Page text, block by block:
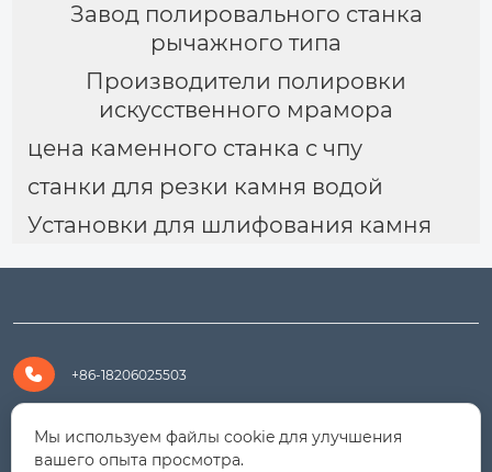
Завод полировального станка
рычажного типа
Производители полировки
искусственного мрамора
цена каменного станка с чпу
станки для резки камня водой
Установки для шлифования камня
 +86-18206025503
 +8618206025503
Мы используем файлы cookie для улучшения
вашего опыта просмотра.